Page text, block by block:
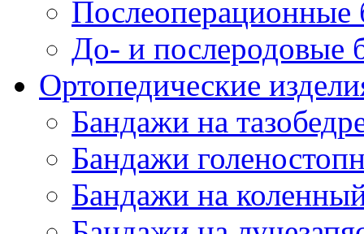
Послеоперационные
До- и послеродовые
Ортопедические
Бандажи на
Бандажи
Бандажи на